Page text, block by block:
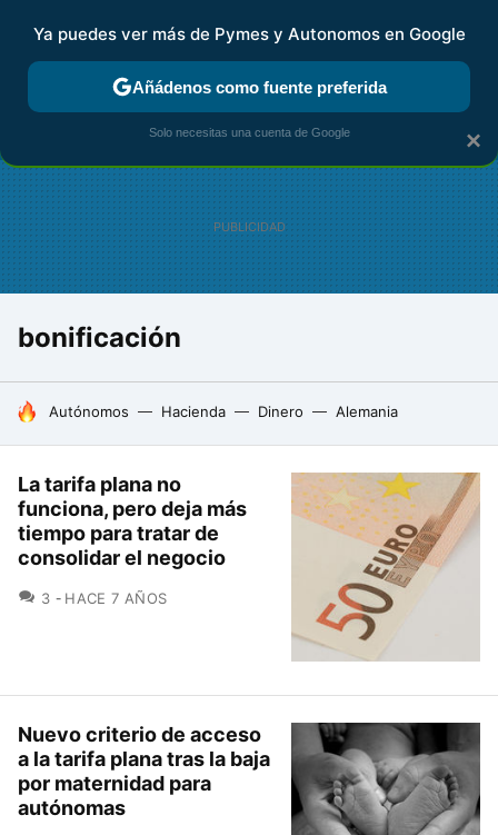
FISCALIDAD Y CONTABILIDAD KIT DIGITAL RENTA
bonificación
HOY SE HABLA DE
Autónomos Hacienda Dinero Alemania
La tarifa plana no
funciona, pero deja más
tiempo para tratar de
consolidar el negocio
3 COMENTARIOS
HACE 7 AÑOS
Nuevo criterio de acceso
a la tarifa plana tras la baja
por maternidad para
autónomas
×
Ya puedes ver más de Pymes y Autonomos en Google
Añádenos como fuente preferida
Solo necesitas una cuenta de Google